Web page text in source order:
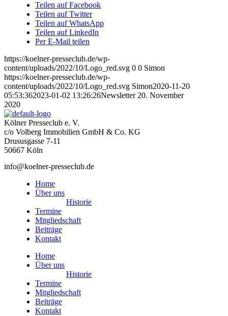
Teilen auf Facebook
Teilen auf Twitter
Teilen auf WhatsApp
Teilen auf LinkedIn
Per E-Mail teilen
https://koelner-presseclub.de/wp-
content/uploads/2022/10/Logo_red.svg 0 0 Simon
https://koelner-presseclub.de/wp-
content/uploads/2022/10/Logo_red.svg Simon2020-11-20
05:53:362023-01-02 13:26:26Newsletter 20. November
2020
Kölner Presseclub e. V.
c/o Volberg Immobilien GmbH & Co. KG
Drususgasse 7-11
50667 Köln
info@koelner-presseclub.de
Home
Über uns
Historie
Termine
Mitgliedschaft
Beiträge
Kontakt
Home
Über uns
Historie
Termine
Mitgliedschaft
Beiträge
Kontakt